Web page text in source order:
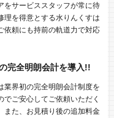
をサービススタッフが常に待
理を得意とする水りんくすは
依頼にも持前の軌道力で対応
完全明朗会計を導入!!
業界初の完全明朗会計制度を
でご安心してご依頼いただく
また、お見積り後の追加料金